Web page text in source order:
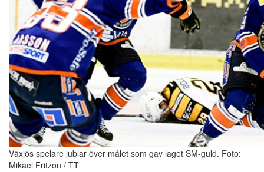
Växjös spelare jublar över målet som gav laget SM-guld. Foto:
Mikael Fritzon / TT